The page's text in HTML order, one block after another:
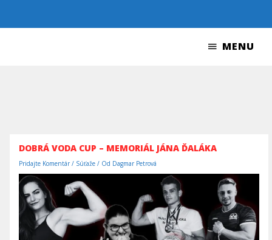
MENU
MENU
DOBRÁ VODA CUP – MEMORIÁL JÁNA ĎALÁKA
Pridajte Komentár / Súťaže / Od Dagmar Petrová